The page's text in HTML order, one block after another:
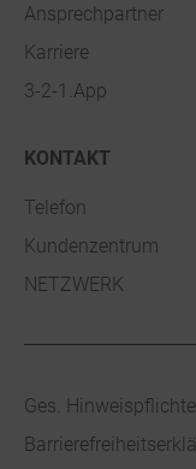
Ansprechpartner
Karriere
3-2-1.App
KONTAKT
Telefon
Kundenzentrum
NETZWERK
Ges.